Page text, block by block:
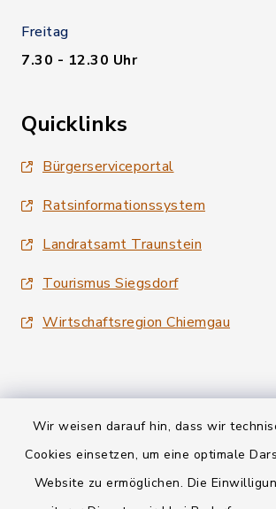
Wir weisen darauf hin, dass wir
Cookies einsetzen, um eine optimale
Website zu ermöglichen. Die
Freitag
7.30 - 12.30 Uhr
Quicklinks
Bürgerserviceportal
Ratsinformationssystem
Landratsamt Traunstein
Tourismus Siegsdorf
Wirtschaftsregion Chiemgau
Kontakt